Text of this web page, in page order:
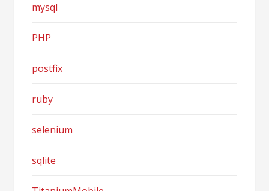
mysql
PHP
postfix
ruby
selenium
sqlite